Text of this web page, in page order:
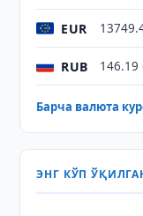
EUR
RUB 146.19
Барча валюта
ЭНГ КЎП